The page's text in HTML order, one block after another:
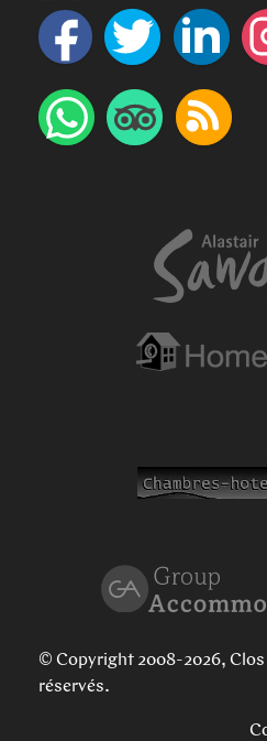
© Copyright 2008-2026,
réservés.